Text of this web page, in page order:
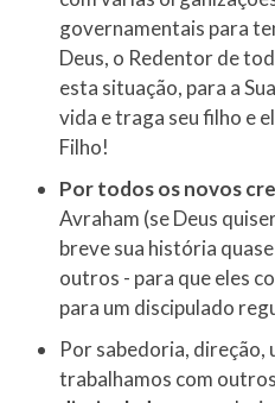
governamentais para
Deus, o Redentor de
esta situação, para a
vida e traga seu filho e
Filho!
Por todos os novos
Avraham (se Deus
breve sua história
outros - para que eles
para um discipulado
Por sabedoria, direção,
trabalhamos com